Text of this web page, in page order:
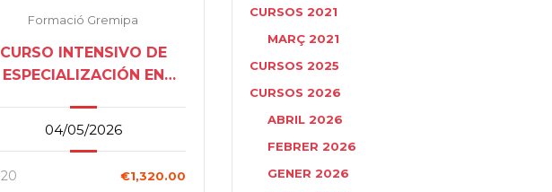
Formació Gremipa
CURSO INTENSIVO DE
ESPECIALIZACIÓN EN
2026
04/05/2026
20 €1,320.00
CURSOS 2021
MARÇ 2021
CURSOS 2025
CURSOS 2026
ABRIL 2026
FEBRER 2026
GENER 2026